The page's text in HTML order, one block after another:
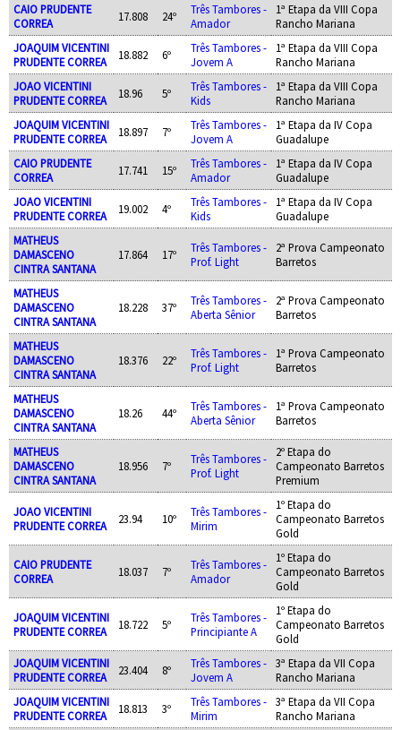
CAIO PRUDENTE
CORREA
17.808 24º
Três Tambores -
Amador
1ª Etapa da VIII Copa
Rancho Mariana
JOAQUIM VICENTINI
PRUDENTE CORREA
18.882 6º
Três Tambores -
Jovem A
1ª Etapa da VIII Copa
Rancho Mariana
JOAO VICENTINI
PRUDENTE CORREA
18.96 5º
Três Tambores -
Kids
1ª Etapa da VIII Copa
Rancho Mariana
JOAQUIM VICENTINI
PRUDENTE CORREA
18.897 7º
Três Tambores -
Jovem A
1ª Etapa da IV Copa
Guadalupe
CAIO PRUDENTE
CORREA
17.741 15º
Três Tambores -
Amador
1ª Etapa da IV Copa
Guadalupe
JOAO VICENTINI
PRUDENTE CORREA
19.002 4º
Três Tambores -
Kids
1ª Etapa da IV Copa
Guadalupe
MATHEUS
DAMASCENO
CINTRA SANTANA
17.864 17º
Três Tambores -
Prof. Light
2ª Prova Campeonato
Barretos
MATHEUS
DAMASCENO
CINTRA SANTANA
18.228 37º
Três Tambores -
Aberta Sênior
2ª Prova Campeonato
Barretos
MATHEUS
DAMASCENO
CINTRA SANTANA
18.376 22º
Três Tambores -
Prof. Light
1ª Prova Campeonato
Barretos
MATHEUS
DAMASCENO
CINTRA SANTANA
18.26 44º
Três Tambores -
Aberta Sênior
1ª Prova Campeonato
Barretos
MATHEUS
DAMASCENO
CINTRA SANTANA
18.956 7º
Três Tambores -
Prof. Light
2º Etapa do
Campeonato Barretos
Premium
JOAO VICENTINI
PRUDENTE CORREA
23.94 10º
Três Tambores -
Mirim
1º Etapa do
Campeonato Barretos
Gold
CAIO PRUDENTE
CORREA
18.037 7º
Três Tambores -
Amador
1º Etapa do
Campeonato Barretos
Gold
JOAQUIM VICENTINI
PRUDENTE CORREA
18.722 5º
Três Tambores -
Principiante A
1º Etapa do
Campeonato Barretos
Gold
JOAQUIM VICENTINI
PRUDENTE CORREA
23.404 8º
Três Tambores -
Jovem A
3ª Etapa da VII Copa
Rancho Mariana
JOAQUIM VICENTINI
PRUDENTE CORREA
18.813 3º
Três Tambores -
Mirim
3ª Etapa da VII Copa
Rancho Mariana